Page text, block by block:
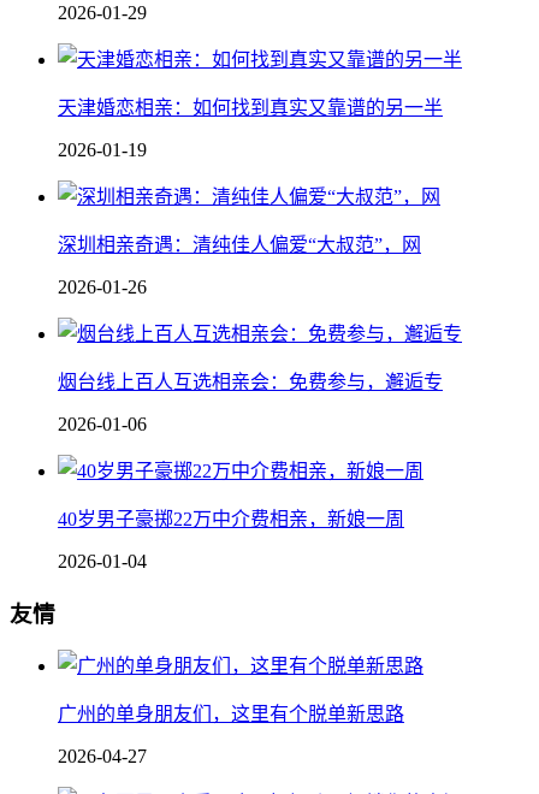
2026-01-29
天津婚恋相亲：如何找到真实又靠谱的另一半
2026-01-19
深圳相亲奇遇：清纯佳人偏爱“大叔范”，网
2026-01-26
烟台线上百人互选相亲会：免费参与，邂逅专
2026-01-06
40岁男子豪掷22万中介费相亲，新娘一周
2026-01-04
友情
广州的单身朋友们，这里有个脱单新思路
2026-04-27